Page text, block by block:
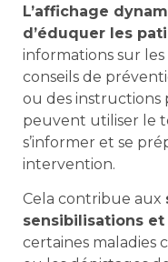
L’affichage
d’éduquer les
informations sur
conseils de
ou des instructions
peuvent utiliser le
s’informer et se
intervention.
Cela contribue aux
sensibilisations
certaines maladies